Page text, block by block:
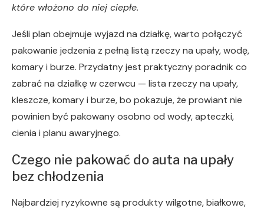
które włożono do niej ciepłe.
Jeśli plan obejmuje wyjazd na działkę, warto połączyć
pakowanie jedzenia z pełną listą rzeczy na upały, wodę,
komary i burze. Przydatny jest praktyczny poradnik co
zabrać na działkę w czerwcu — lista rzeczy na upały,
kleszcze, komary i burze, bo pokazuje, że prowiant nie
powinien być pakowany osobno od wody, apteczki,
cienia i planu awaryjnego.
Czego nie pakować do auta na upały
bez chłodzenia
Najbardziej ryzykowne są produkty wilgotne, białkowe,